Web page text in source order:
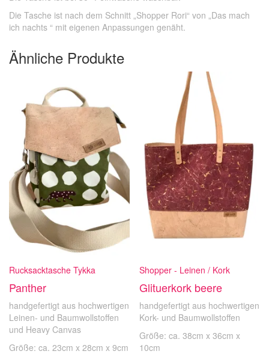
Die Tasche ist nach dem Schnitt „Shopper Rori“ von „Das mach
ich nachts “ mit eigenen Anpassungen genäht.
Ähnliche Produkte
Rucksacktasche Tykka
Panther
handgefertigt aus hochwertigen
Leinen- und Baumwollstoffen
und Heavy Canvas
Größe: ca. 23cm x 28cm x 9cm
Shopper - Leinen / Kork
Glituerkork beere
handgefertigt aus hochwertigen
Kork- und Baumwollstoffen
Größe: ca. 38cm x 36cm x
10cm